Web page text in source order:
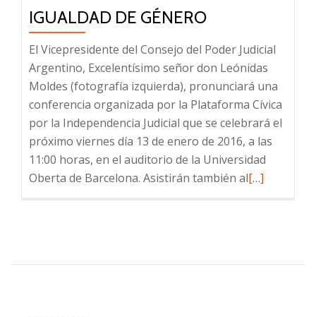
IGUALDAD DE GÉNERO
El Vicepresidente del Consejo del Poder Judicial
Argentino, Excelentísimo señor don Leónidas
Moldes (fotografía izquierda), pronunciará una
conferencia organizada por la Plataforma Cívica
por la Independencia Judicial que se celebrará el
próximo viernes día 13 de enero de 2016, a las
11:00 horas, en el auditorio de la Universidad
Oberta de Barcelona. Asistirán también alLeer
[…]